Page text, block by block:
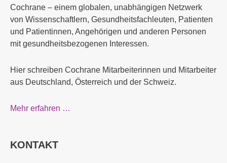
Cochrane – einem globalen, unabhängigen Netzwerk
von Wissenschaftlern, Gesundheitsfachleuten, Patienten
und Patientinnen, Angehörigen und anderen Personen
mit gesundheitsbezogenen Interessen.
Hier schreiben Cochrane Mitarbeiterinnen und Mitarbeiter
aus Deutschland, Österreich und der Schweiz.
Mehr erfahren …
KONTAKT